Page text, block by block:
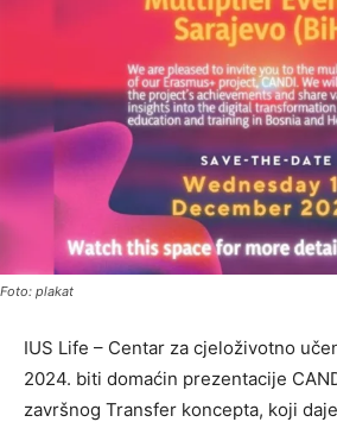
Foto: plakat
IUS Life – Centar za cjeloživotno
2024. biti domaćin prezentacije
završnog Transfer koncepta, koji